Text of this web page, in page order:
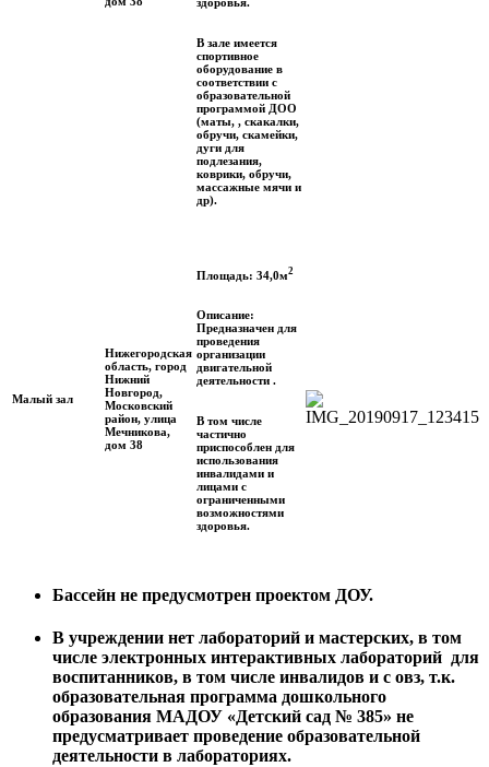
В зале имеется
спортивное
оборудование в
соответствии с
образовательной
программой ДОО
(маты, , скакалки,
обручи, скамейки,
дуги для
подлезания,
коврики, обручи,
массажные мячи и
др).
Малый зал
Нижегородская
область, город
Нижний
Новгород,
Московский
район, улица
Мечникова,
дом 38
Площадь: 34,0м2
Описание:
Предназначен для
проведения
организации
двигательной
деятельности .
В том числе
частично
приспособлен для
использования
инвалидами и
лицами с
ограниченными
возможностями
здоровья.
Бассейн не предусмотрен проектом ДОУ.
В учреждении нет лабораторий и мастерских, в том
числе электронных интерактивных лабораторий для
воспитанников, в том числе инвалидов и с овз, т.к.
образовательная программа дошкольного
образования МАДОУ «Детский сад № 385» не
предусматривает проведение образовательной
деятельности в лабораториях.